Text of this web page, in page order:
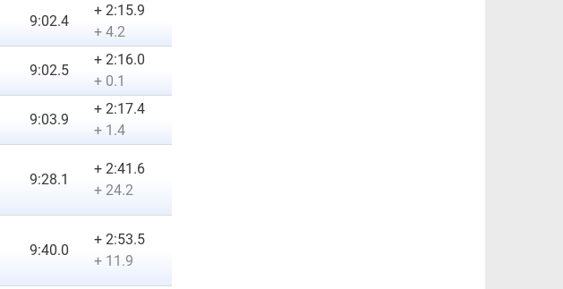
9:02.4
+ 2:15.9
+ 4.2
9:02.5
+ 2:16.0
+ 0.1
9:03.9
+ 2:17.4
+ 1.4
9:28.1
+ 2:41.6
+ 24.2
9:40.0
+ 2:53.5
+ 11.9